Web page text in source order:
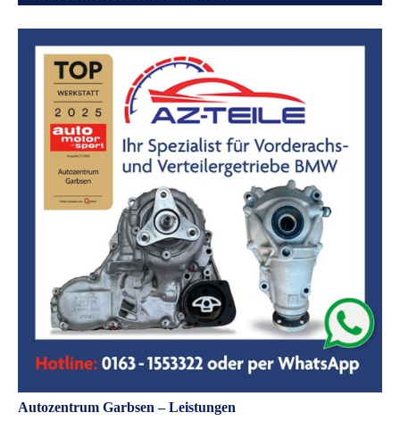
Autozentrum Garbsen – Leistungen